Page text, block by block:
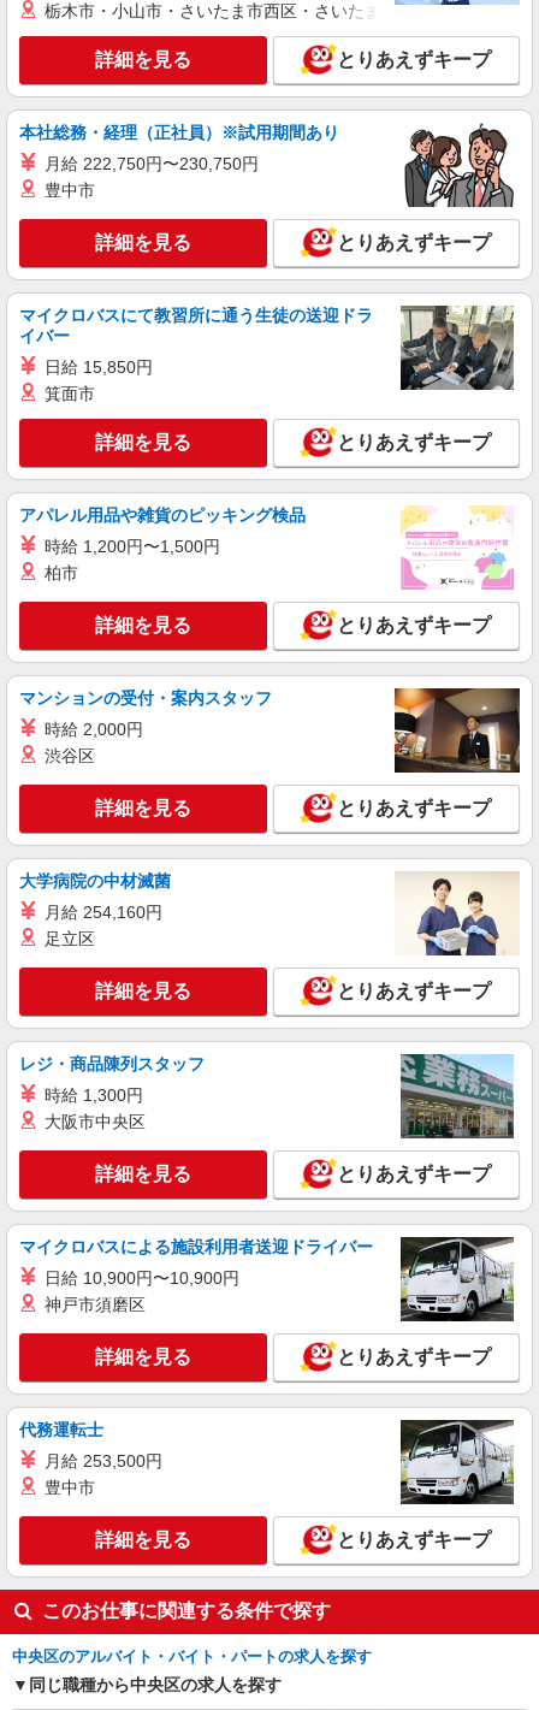
派遣社員
株式会社シーエーセールススタッフ/tkYU42116b
雑貨販売
時給1550円〜1650円 〈月給例〉時給1,600円
×7.5h×21日＝252,000円 ＊残業代は1分単位で支
給します。＊経験等により異なります。
〒104-0061 東京都中央区 銀座5丁目5-13
詳細を見る
株式会社シーエーセールススタッフ/tkYH37482a
雑貨販売
円】 ■22日間勤務の場合＝247,500円（内訳：時
給1500円×実働7時間30分×22日） ＋残業代
変動します。
キープ 詳細を見る
派遣社員
株式会社シーエーセールススタッフ/tkOR38747a
雑貨販売
位）※時給設定は経験、シフト希望により異なり
ます。
東京都中央区銀座5丁目7－6
キープ 詳細を見る
派遣社員
株式会社シーエーセールススタッフ/tkOR40940a
雑貨販売
時給1600円 【時給】1,600円【月収例】1,500
円×7時間30分×22日＝264,000円＋残業代（1分単
位）※時給設定は経験、シフト希望により異なり
ます。
東京都中央区日本橋室町1丁目4－1 日本橋三
越本店1F
詳細を見る
株式会社シーエーセールススタッフ/tkSA38855d
×5時間×10日＝72,500円 ※経験によって異なり
東京都中央区日本橋2丁目5－1 高島屋S.C.新館
地下1階
キープ 詳細を見る
株式会社シーエーセールススタッフ/tkRD41747a
1,500円×8時間×21日＝252,000円 ※時給はご経
験により異なります
〒104-0061 東京都中央区銀座3丁目6-1
キープ 詳細を見る
株式会社シーエーセールススタッフ/tkYH32239a
時給1500円〜1600円 ■月給例【24万円〜27万
円】 ■22日間勤務の場合＝264,000円（内訳：時
（1.25倍：1分単位で支給） ※時給は経験により
変動します。
【松屋銀座】
キープ
栃木市・小山市・さいたま市西区・さいたま市岩槻区・久喜市・
詳細を見る とりあえずキープ
本社総務・経理（正社員）※試用期間あり
月給 222,750円〜230,750円
豊中市
詳細を見る とりあえずキープ
マイクロバスにて教習所に通う生徒の送迎ドラ
イバー
日給 15,850円
箕面市
詳細を見る とりあえずキープ
アパレル用品や雑貨のピッキング検品
時給 1,200円〜1,500円
柏市
詳細を見る とりあえずキープ
マンションの受付・案内スタッフ
時給 2,000円
渋谷区
詳細を見る とりあえずキープ
大学病院の中材滅菌
月給 254,160円
足立区
詳細を見る とりあえずキープ
レジ・商品陳列スタッフ
時給 1,300円
大阪市中央区
詳細を見る とりあえずキープ
マイクロバスによる施設利用者送迎ドライバー
日給 10,900円〜10,900円
神戸市須磨区
詳細を見る とりあえずキープ
代務運転士
月給 253,500円
豊中市
詳細を見る とりあえずキープ
このお仕事に関連する条件で探す
中央区のアルバイト・バイト・パートの求人を探す
同じ職種から中央区の求人を探す